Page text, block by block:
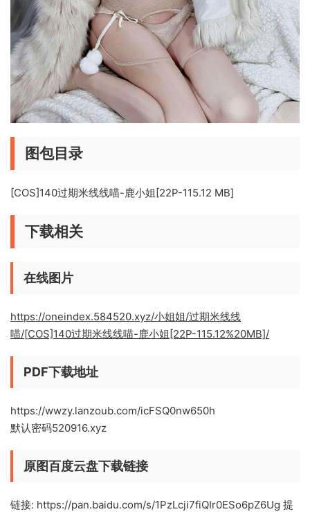
图包目录
[COS]140过期米线线喵-鹿小姐[22P-115.12 MB]
下载相关
在线图片
https://oneindex.584520.xyz/小姐姐/过期米线线
喵/[COS]140过期米线线喵-鹿小姐[22P-115.12%20MB]/
PDF下载地址
https://wwzy.lanzoub.com/icFSQ0nw650h
默认密码520916.xyz
原图百度云盘下载链接
链接: https://pan.baidu.com/s/1PzLcji7fiQIr0ESo6pZ6Ug 提